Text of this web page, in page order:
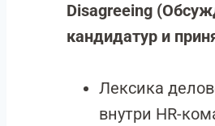
Disagreeing
кандидатур и
Лексика
внутри HR-